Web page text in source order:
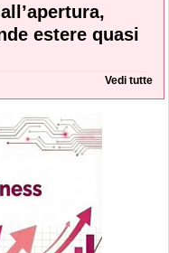
estere quasi
Vedi tutte